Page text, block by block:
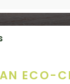
ECO-